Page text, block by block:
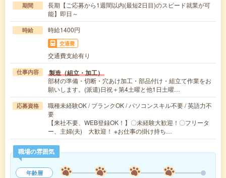
期間
長期【ご応募から1週間以内(最短2日目)のスピード就業が可
能】即日～
時給 時給1400円
交通費
交通費支給有り
仕事内容 製造（組立・加工）
部材の準備・切断・穴あけ加工・部品付け・組立て作業をお
願いします。(派遣)日祝＋第4土曜と他1日土曜…
応募資格
職種未経験OK / ブランクOK / パソコンスキル不要 / 英語力不
要
【来社不要、WEB登録OK！】〇未経験大歓迎！〇フリータ
ー、主婦(夫) 大歓迎！ ※お仕事の掛け持ち…
職場の雰囲気
年齢層